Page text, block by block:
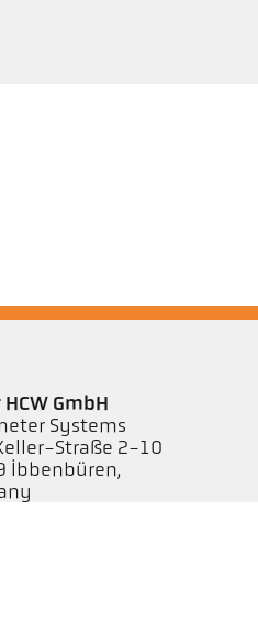
GmbH
Systems
Straße 2-10
Ibbenbüren,